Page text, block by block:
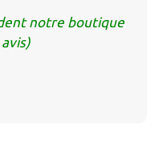
notre boutique